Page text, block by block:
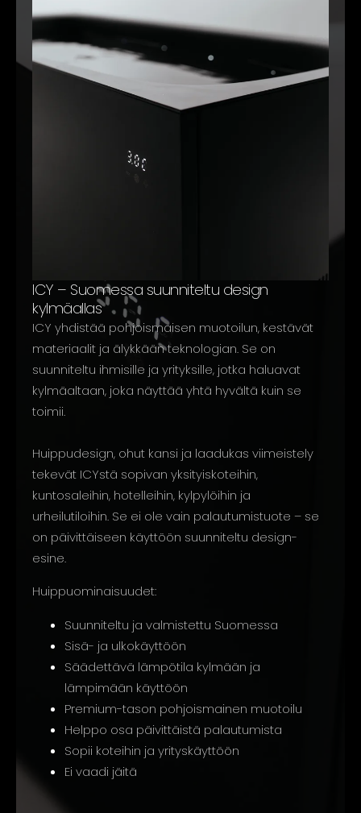
ICY – Suomessa suunniteltu design
kylmäallas
ICY yhdistää pohjoismaisen muotoilun, kestävät
materiaalit ja älykkään teknologian. Se on
suunniteltu ihmisille ja yrityksille, jotka haluavat
kylmäaltaan, joka näyttää yhtä hyvältä kuin se
toimii.
Huippudesign, ohut kansi ja laadukas viimeistely
tekevät ICYstä sopivan yksityiskoteihin,
kuntosaleihin, hotelleihin, kylpylöihin ja
urheilutiloihin. Se ei ole vain palautumistuote – se
on päivittäiseen käyttöön suunniteltu design-
esine.
Huippuominaisuudet:
Suunniteltu ja valmistettu Suomessa
Sisä- ja ulkokäyttöön
Säädettävä lämpötila kylmään ja
lämpimään käyttöön
Premium-tason pohjoismainen muotoilu
Helppo osa päivittäistä palautumista
Sopii koteihin ja yrityskäyttöön
Ei vaadi jäitä